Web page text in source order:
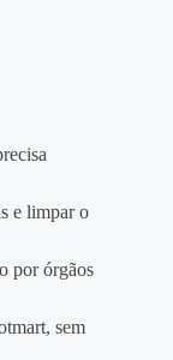
e limpar o
por órgãos
sem